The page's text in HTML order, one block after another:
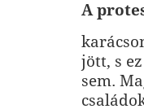
A
jött, s
sem.